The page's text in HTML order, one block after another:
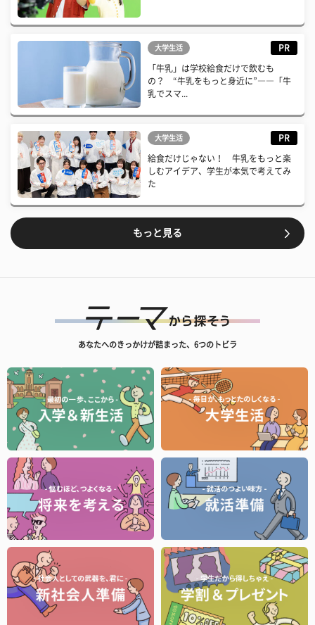
大学生活 PR
「牛乳」は学校給食だけで飲むも
の？ “牛乳をもっと身近に”――「牛
乳でスマ...
大学生活 PR
給食だけじゃない！ 牛乳をもっと楽
しむアイデア、学生が本気で考えてみ
た
もっと見る
あなたへのきっかけが詰まった、6つのトビラ